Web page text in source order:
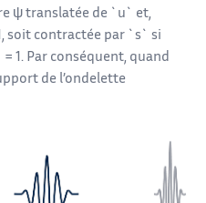
ψ translatée de `u` et,
soit contractée par `s` si
1. Par conséquent, quand
de l’ondelette